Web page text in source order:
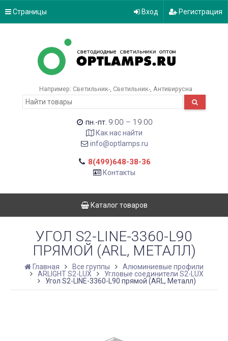
Страницы Вход Регистрация
Например: Светильник- Светильник- Антивирусна
пн.-пт. 9:00 – 19:00
Как нас найти
info@optlamps.ru
8(499)648-38-36
Контакты
Каталог товаров
УГОЛ S2-LINE-3360-L90
ПРЯМОЙ (ARL, МЕТАЛЛ)
Главная Все группы
Алюминиевые профили
ARLIGHT S2-LUX
Угловые соединители S2-LUX
Угол S2-LINE-3360-L90 прямой (ARL, Металл)